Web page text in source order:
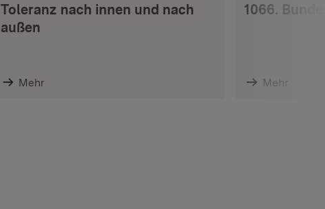
Toleranz nach innen und nach
außen
Mehr
1066.
Mehr